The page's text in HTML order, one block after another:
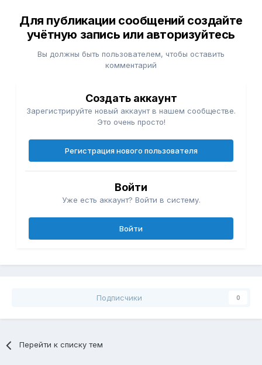
Для публикации сообщений создайте
учётную запись или авторизуйтесь
Вы должны быть пользователем, чтобы оставить
комментарий
Создать аккаунт
Зарегистрируйте новый аккаунт в нашем сообществе.
Это очень просто!
Регистрация нового пользователя
Войти
Уже есть аккаунт? Войти в систему.
Войти
Подписчики 0
Перейти к списку тем